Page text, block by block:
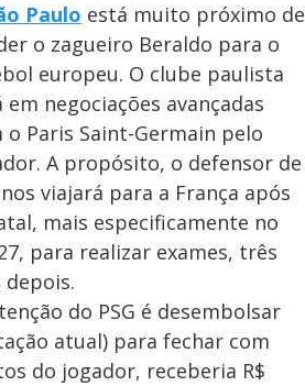
Paulo está muito próximo de
o zagueiro Beraldo para o
europeu. O clube paulista
em negociações avançadas
o Paris Saint-Germain pelo
A propósito, o defensor de
viajará para a França após
mais especificamente no
para realizar exames, três
depois.
do PSG é desembolsar
atual) para fechar com
do jogador, receberia R$